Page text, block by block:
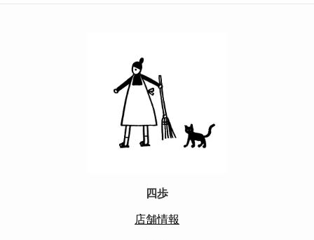
四歩
店舗情報